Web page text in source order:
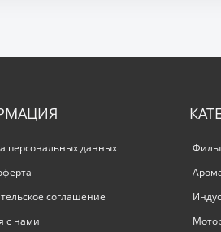
персональных данных
соглашение
с нами